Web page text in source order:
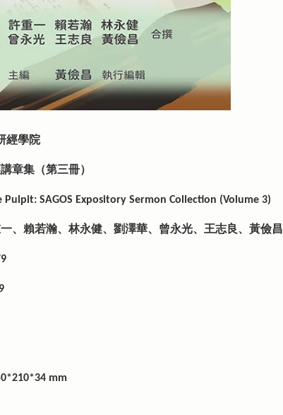
經學院
章集（第三冊）
Pulpit: SAGOS Expository Sermon Collection (Volume 3)
、賴若瀚、林永健、劉澤華、曾永光、王志良、黃儉昌
mm